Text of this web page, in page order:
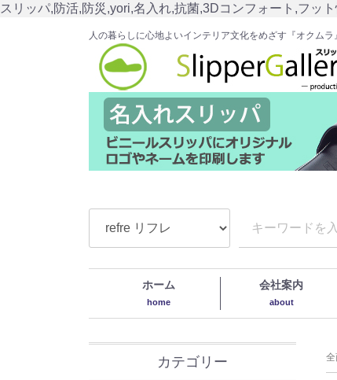
スリッパ,防活,防災,yori,名入れ,抗菌,3Dコンフォート,フッ
人の暮らしに心地よいインテリア文化をめざす『オクム
ホーム
home
会社案内
about
カテゴリー 全